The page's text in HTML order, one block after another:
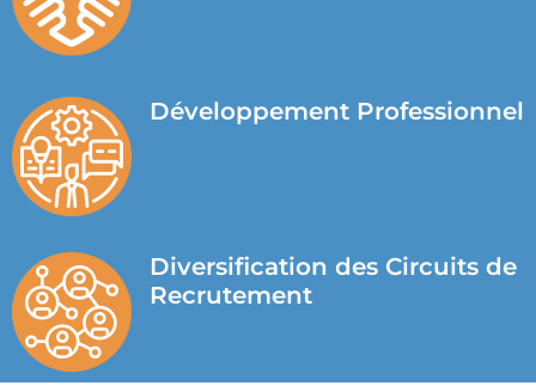
Développement Professionnel
Diversification des Circuits de
Recrutement